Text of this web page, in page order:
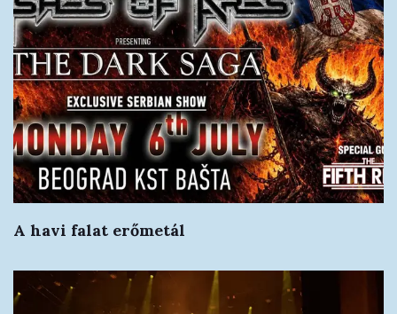
A havi falat erőmetál